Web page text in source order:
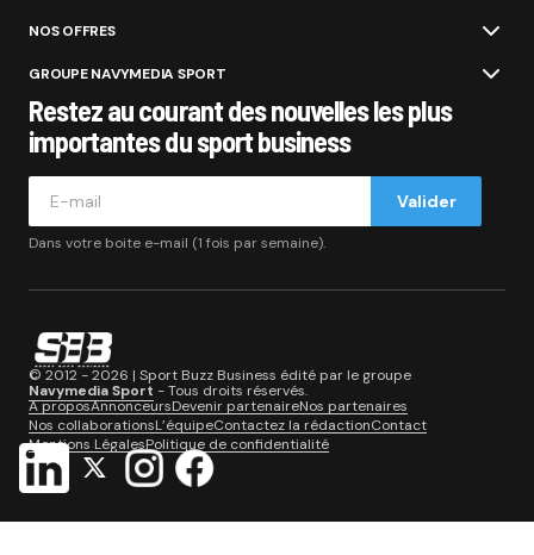
NOS OFFRES
GROUPE NAVYMEDIA SPORT
Restez au courant des nouvelles les plus
importantes du sport business
Valider
Dans votre boite e-mail (1 fois par semaine).
© 2012 - 2026 | Sport Buzz Business édité par le groupe
Navymedia Sport - Tous droits réservés.
A proposAnnonceursDevenir partenaireNos partenaires
Nos collaborationsL’équipeContactez la rédactionContact
Mentions LégalesPolitique de confidentialité